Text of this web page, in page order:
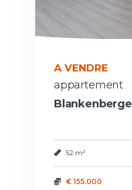
A VENDRE
appartement
Blankenberge
52 m²
€ 155.000